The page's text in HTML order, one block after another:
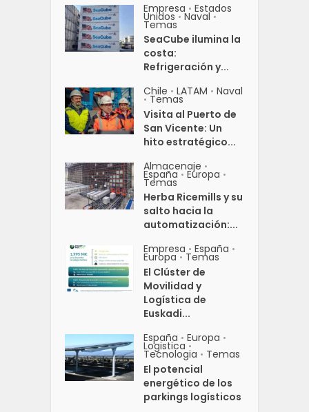
Empresa • Estados
Unidos • Naval •
Temas
SeaCube ilumina la
costa:
Refrigeración y...
Chile • LATAM • Naval
• Temas
Visita al Puerto de
San Vicente: Un
hito estratégico...
Almacenaje •
España • Europa •
Temas
Herba Ricemills y su
salto hacia la
automatización:...
Empresa • España •
Europa • Temas
El Clúster de
Movilidad y
Logística de
Euskadi...
España • Europa •
Logistica •
Tecnologia • Temas
El potencial
energético de los
parkings logísticos